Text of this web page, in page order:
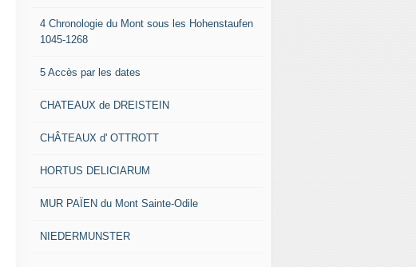
4 Chronologie du Mont sous les Hohenstaufen
1045-1268
5 Accès par les dates
CHATEAUX de DREISTEIN
CHÂTEAUX d' OTTROTT
HORTUS DELICIARUM
MUR PAÏEN du Mont Sainte-Odile
NIEDERMUNSTER